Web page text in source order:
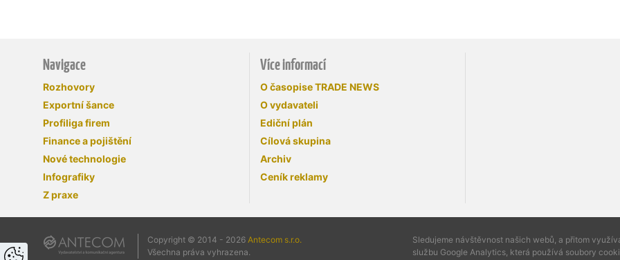
Navigace
Rozhovory
Exportní šance
Profiliga firem
Finance a pojištění
Nové technologie
Infografiky
Z praxe
Více informací
O časopise TRADE NEWS
O vydavateli
Ediční plán
Cílová skupina
Archiv
Ceník reklamy
Copyright © 2014 - 2026 Antecom s.r.o.
Všechna práva vyhrazena.
Sledujeme návštěvnost našich webů, a přitom
službu Google Analytics, která používá soubory